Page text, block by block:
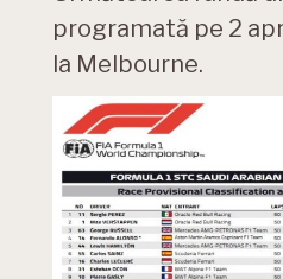
programată pe 2
la Melbourne.